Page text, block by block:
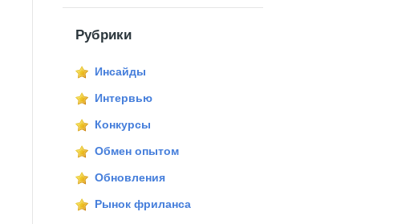
Рубрики
Инсайды
Интервью
Конкурсы
Обмен опытом
Обновления
Рынок фриланса